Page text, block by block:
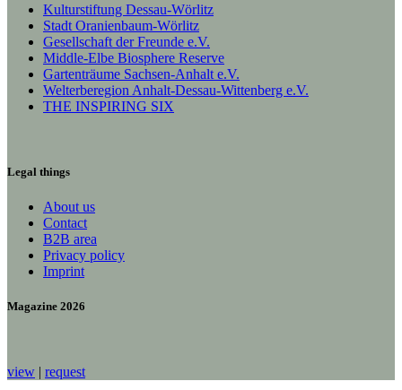
Kulturstiftung Dessau-Wörlitz
Stadt Oranienbaum-Wörlitz
Gesellschaft der Freunde e.V.
Middle-Elbe Biosphere Reserve
Gartenträume Sachsen-Anhalt e.V.
Welterberegion Anhalt-Dessau-Wittenberg e.V.
THE INSPIRING SIX
Legal things
About us
Contact
B2B area
Privacy policy
Imprint
Magazine 2026
view | request